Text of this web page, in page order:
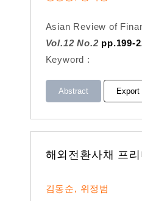
Asian Review of
Vol.12 No.2 pp.199-
Keyword :
Abstract Export
해외전환사채 프
김동순, 위정범